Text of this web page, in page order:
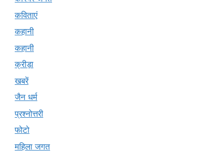
कविताएं
कहानी
कहानी
क्रीड़ा
खबरें
जैन धर्म
प्रश्नोत्तरी
फोटो
महिला जगत